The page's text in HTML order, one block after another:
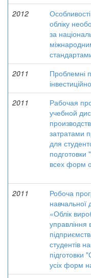
2012
обліку
за
2011
Проблемні
2011
Рабочая
учебной
затратами
для
подготовки
всех форм
2011
Робоча
навчальної
«Облік
управління
студентів
підготовки
усіх форм